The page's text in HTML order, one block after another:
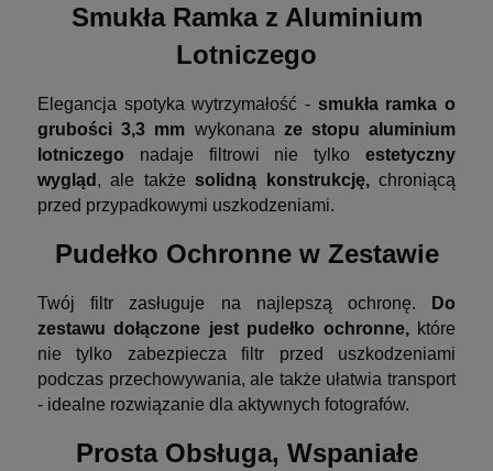
Smukła Ramka z Aluminium
Lotniczego
Elegancja spotyka wytrzymałość - smukła ramka o
grubości 3,3 mm wykonana ze stopu aluminium
lotniczego nadaje filtrowi nie tylko estetyczny
wygląd , ale takżesolidną konstrukcję,chroniącą
przed przypadkowymi uszkodzeniami.
Pudełko Ochronne w Zestawie
Twój filtr zasługuje na najlepszą ochronę.
Do
zestawu dołączone jest pudełko ochronne,które
nie tylko zabezpiecza filtr przed uszkodzeniami
podczas przechowywania, ale także ułatwia transport
- idealne rozwiązanie dla aktywnych fotografów.
Prosta Obsługa, Wspaniałe